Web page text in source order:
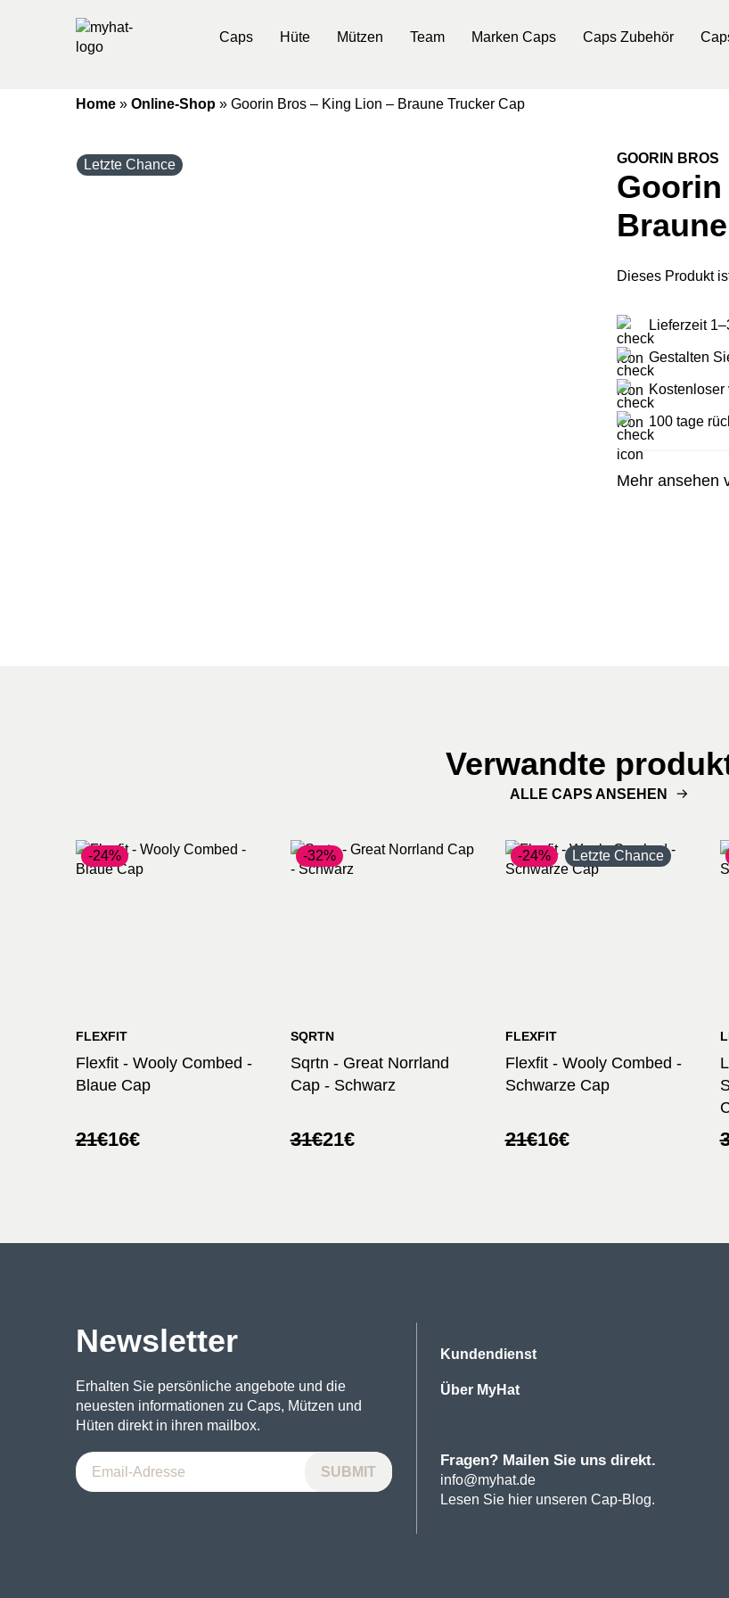
Caps Hüte Mützen Team Marken Caps Caps Zubehör
Home» Online-Shop» Goorin Bros – King Lion – Braune Trucker Cap
Letzte Chance GOORIN BROS
Dieses Produkt
Lieferzeit
Gestalten
100 tage
Mehr ansehen
Verwandte
ALLE CAPS ANSEHEN
-24%
FLEXFIT
Flexfit - Wooly Combed -
Blaue Cap
21€
Ursprünglicher
16€
Aktueller
-32%
SQRTN
Sqrtn - Great Norrland
Cap - Schwarz
31€
Ursprünglicher
21€
Aktueller
-24% Letzte Chance
FLEXFIT
Flexfit - Wooly Combed -
Schwarze Cap
21€
Ursprünglicher
16€
Aktueller
Newsletter
Erhalten Sie persönliche angebote und die
neuesten informationen zu Caps, Mützen und
Hüten direkt in ihren mailbox.
Kundendienst
Über MyHat
Fragen? Mailen Sie uns direkt.
info@myhat.de
Lesen Sie hier unseren Cap-Blog.